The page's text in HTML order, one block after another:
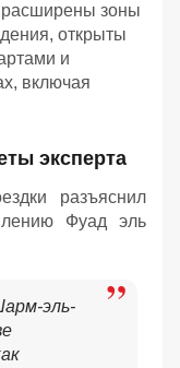
зоны
открыты
и
включая
эксперта
разъяснил
Фуад эль
эль-